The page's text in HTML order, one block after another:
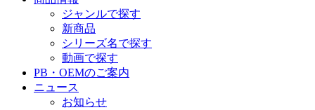
ジャンルで探す
新商品
シリーズ名で探す
動画で探す
PB・OEMのご案内
ニュース
お知らせ